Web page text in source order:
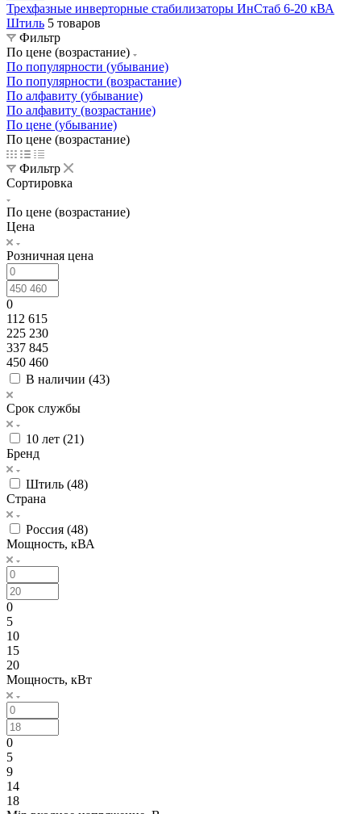
Трехфазные инверторные стабилизаторы ИнСтаб 6-20 кВА
Штиль 5 товаров
Фильтр
По цене (возрастание)
По популярности (убывание)
По популярности (возрастание)
По алфавиту (убывание)
По алфавиту (возрастание)
По цене (убывание)
По цене (возрастание)
Фильтр
Сортировка
По цене (возрастание)
Цена
Розничная цена
0
112 615
225 230
337 845
450 460
В наличии (43)
Срок службы
10 лет (21)
Бренд
Штиль (48)
Страна
Россия (48)
Мощность, кВА
0
5
10
15
20
Мощность, кВт
0
5
9
14
18